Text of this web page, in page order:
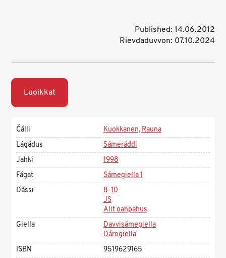
Published: 14.06.2012
Rievdaduvvon: 07.10.2024
Luoikkat
Čálli
Kuokkanen, Rauna
Lágádus
Sámeráđđi
Jahki
1998
Fágat
Sámegiella 1
Dássi
8-10
JS
Alit oahpahus
Giella
Davvisámegiella
Dárogiella
ISBN
9519629165